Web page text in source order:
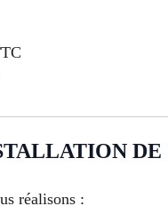
DE
réalisons :